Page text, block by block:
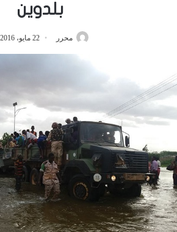
بلدوين
محرر 22 مايو، 2016